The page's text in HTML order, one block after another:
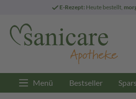
E-Rezept: Heute bestellt,
Menü Bestseller